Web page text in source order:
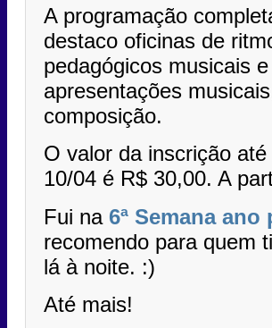
A programação
destaco oficinas de
pedagógicos musicais
apresentações
composição.
O valor da inscrição
10/04 é R$ 30,00. A
Fui na 6ª Semana ano
recomendo para quem
lá à noite. :)
Até mais!